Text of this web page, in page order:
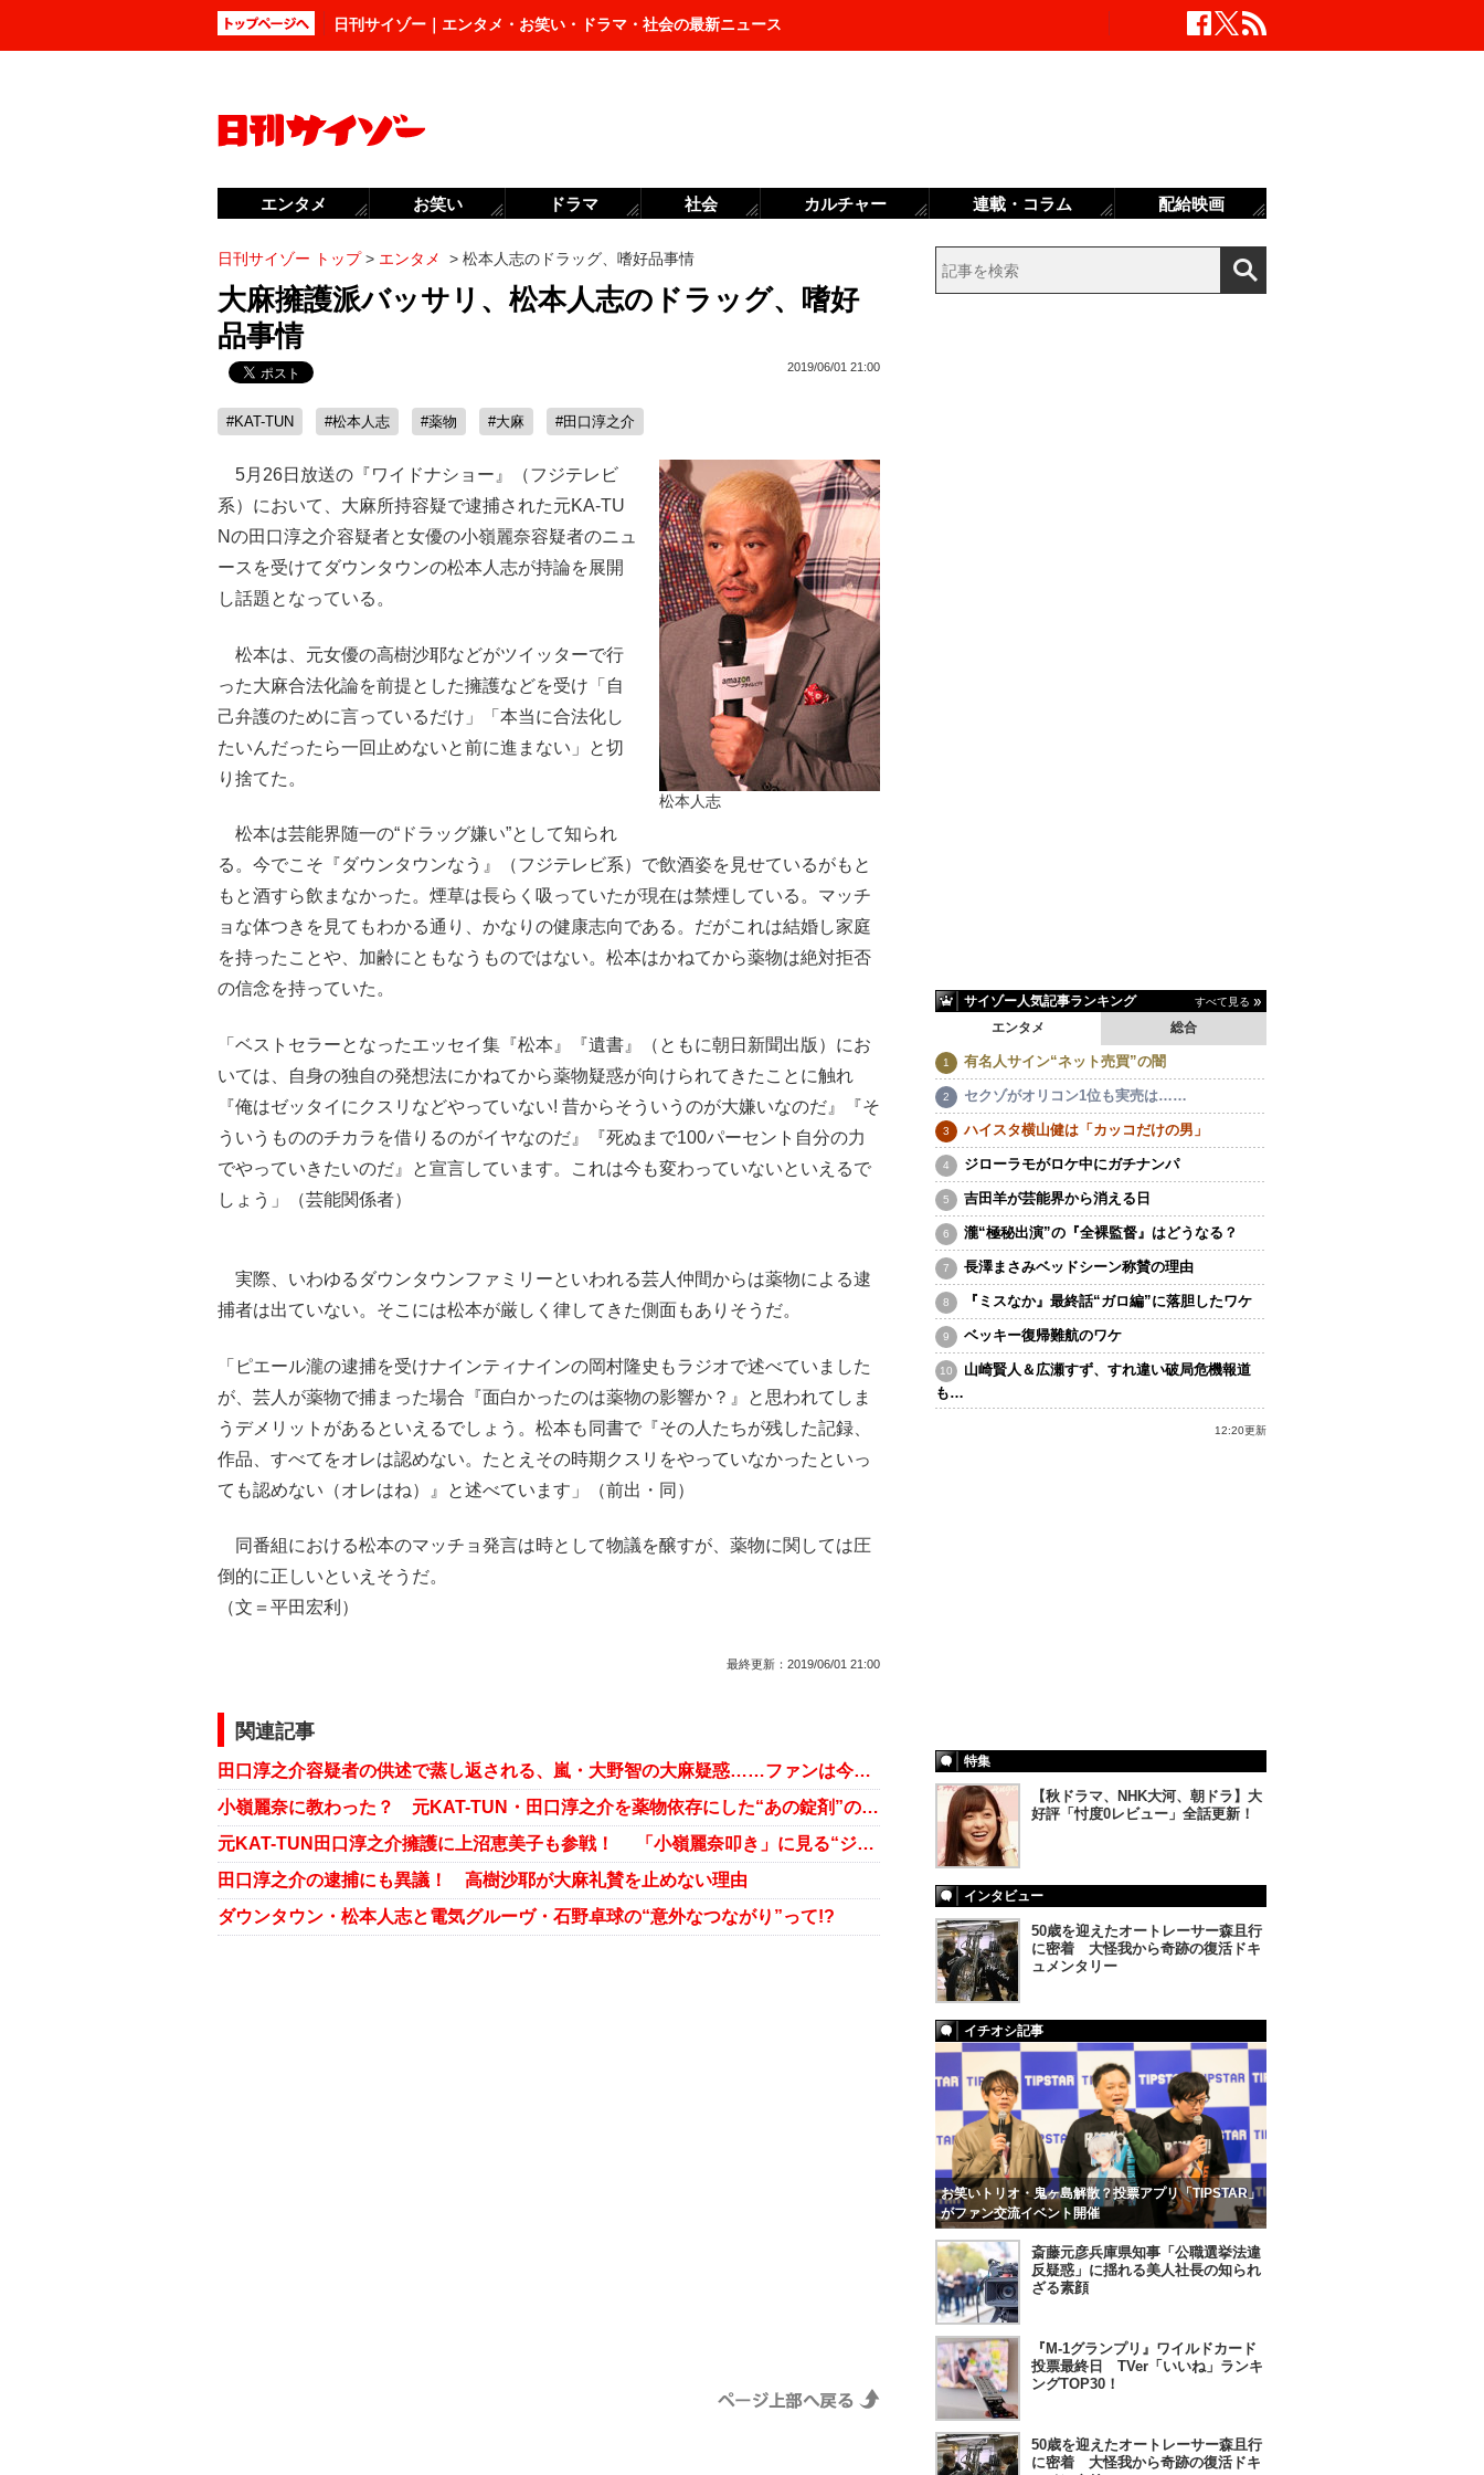
日刊サイゾー｜エンタメ・お笑い・ドラマ・社会の最新ニュース
日刊サイゾー トップ> エンタメ > 松本人志のドラッグ、嗜好品事情
大麻擁護派バッサリ、松本人志のドラッグ、嗜好
品事情
2019/06/01 21:00
#KAT-TUN #松本人志 #薬物 #大麻 #田口淳之介
松本人志
5月26日放送の『ワイドナショー』（フジテレビ
系）において、大麻所持容疑で逮捕された元KA-TU
Nの田口淳之介容疑者と女優の小嶺麗奈容疑者のニュ
ースを受けてダウンタウンの松本人志が持論を展開
し話題となっている。
松本は、元女優の高樹沙耶などがツイッターで行
った大麻合法化論を前提とした擁護などを受け「自
己弁護のために言っているだけ」「本当に合法化し
たいんだったら一回止めないと前に進まない」と切
り捨てた。
松本は芸能界随一の“ドラッグ嫌い”として知られ
る。今でこそ『ダウンタウンなう』（フジテレビ系）で飲酒姿を見せているがもと
もと酒すら飲まなかった。煙草は長らく吸っていたが現在は禁煙している。マッチ
ョな体つきを見てもわかる通り、かなりの健康志向である。だがこれは結婚し家庭
を持ったことや、加齢にともなうものではない。松本はかねてから薬物は絶対拒否
の信念を持っていた。
「ベストセラーとなったエッセイ集『松本』『遺書』（ともに朝日新聞出版）にお
いては、自身の独自の発想法にかねてから薬物疑惑が向けられてきたことに触れ
『俺はゼッタイにクスリなどやっていない! 昔からそういうのが大嫌いなのだ』『そ
ういうもののチカラを借りるのがイヤなのだ』『死ぬまで100パーセント自分の力
でやっていきたいのだ』と宣言しています。これは今も変わっていないといえるで
しょう」（芸能関係者）
実際、いわゆるダウンタウンファミリーといわれる芸人仲間からは薬物による逮
捕者は出ていない。そこには松本が厳しく律してきた側面もありそうだ。
「ピエール瀧の逮捕を受けナインティナインの岡村隆史もラジオで述べていました
が、芸人が薬物で捕まった場合『面白かったのは薬物の影響か？』と思われてしま
うデメリットがあるといえるでしょう。松本も同書で『その人たちが残した記録、
作品、すべてをオレは認めない。たとえその時期クスリをやっていなかったといっ
ても認めない（オレはね）』と述べています」（前出・同）
同番組における松本のマッチョ発言は時として物議を醸すが、薬物に関しては圧
倒的に正しいといえそうだ。
（文＝平田宏利）
最終更新： 2019/06/01 21:00
関連記事
田口淳之介容疑者の供述で蒸し返される、嵐・大野智の大麻疑惑……ファンは今も「大麻くん」呼ばわり
小嶺麗奈に教わった？ 元KAT-TUN・田口淳之介を薬物依存にした“あの錠剤”の激ヤバ効能
元KAT-TUN田口淳之介擁護に上沼恵美子も参戦！ 「小嶺麗奈叩き」に見る“ジャニーズ忖度”
田口淳之介の逮捕にも異議！ 高樹沙耶が大麻礼賛を止めない理由
ダウンタウン・松本人志と電気グルーヴ・石野卓球の“意外なつながり”って!?
サイゾー人気記事ランキング すべて見る
エンタメ 総合
有名人サイン“ネット売買”の闇
セクゾがオリコン1位も実売は……
ハイスタ横山健は「カッコだけの男」
ジローラモがロケ中にガチナンパ
吉田羊が芸能界から消える日
瀧“極秘出演”の『全裸監督』はどうなる？
長澤まさみベッドシーン称賛の理由
『ミスなか』最終話“ガロ編”に落胆したワケ
ベッキー復帰難航のワケ
山崎賢人＆広瀬すず、すれ違い破局危機報道
も…
12:20更新
特集
【秋ドラマ、NHK大河、朝ドラ】大
好評「忖度0レビュー」全話更新！
インタビュー
50歳を迎えたオートレーサー森且行
に密着 大怪我から奇跡の復活ドキ
ュメンタリー
イチオシ記事
お笑いトリオ・鬼ヶ島解散？投票アプリ「TIPSTAR」
がファン交流イベント開催
斎藤元彦兵庫県知事「公職選挙法違
反疑惑」に揺れる美人社長の知られ
ざる素顔
『M-1グランプリ』ワイルドカード
投票最終日 TVer「いいね」ランキ
ングTOP30！
50歳を迎えたオートレーサー森且行
に密着 大怪我から奇跡の復活ドキ
エンタメ お笑い ドラマ 社会 カルチャー 連載・コラム 配給映画